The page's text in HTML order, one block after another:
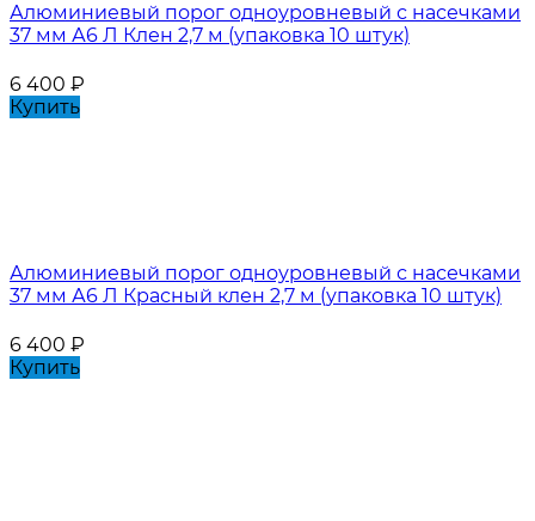
Алюминиевый порог одноуровневый с насечками
37 мм А6 Л Клен 2,7 м (упаковка 10 штук)
6 400 ₽
Купить
Алюминиевый порог одноуровневый с насечками
37 мм А6 Л Красный клен 2,7 м (упаковка 10 штук)
6 400 ₽
Купить